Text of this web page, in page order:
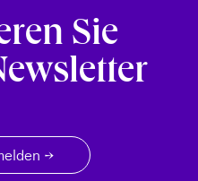
Sie
→